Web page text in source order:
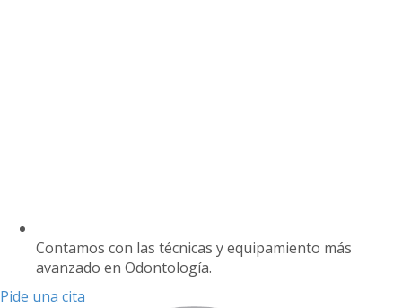
Contamos con las técnicas y equipamiento más
avanzado en Odontología.
Pide una cita